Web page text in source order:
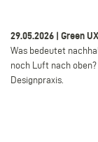
29.05.2026 | Green
Was bedeutet
noch Luft nach
Designpraxis.